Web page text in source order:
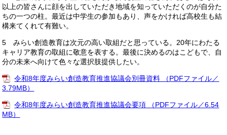
以上の皆さんに顔を出していただき地域を知っていただくのが自分た
ちの一つの柱。最近は中学生の参加もあり、声をかければ高校生も結
構来てくれて有難い。
5 みらい創造教育は次元の高い取組だと思っている。20年にわたる
キャリア教育の取組に敬意を表する。最後に決めるのはこどもで、自
分の未来へ向けて色々な選択肢提供したい。
令和8年度みらい創造教育推進協議会別冊資料 （PDFファイル／
3.79MB）
令和8年度みらい創造教育推進協議会要項 （PDFファイル／6.54
MB）